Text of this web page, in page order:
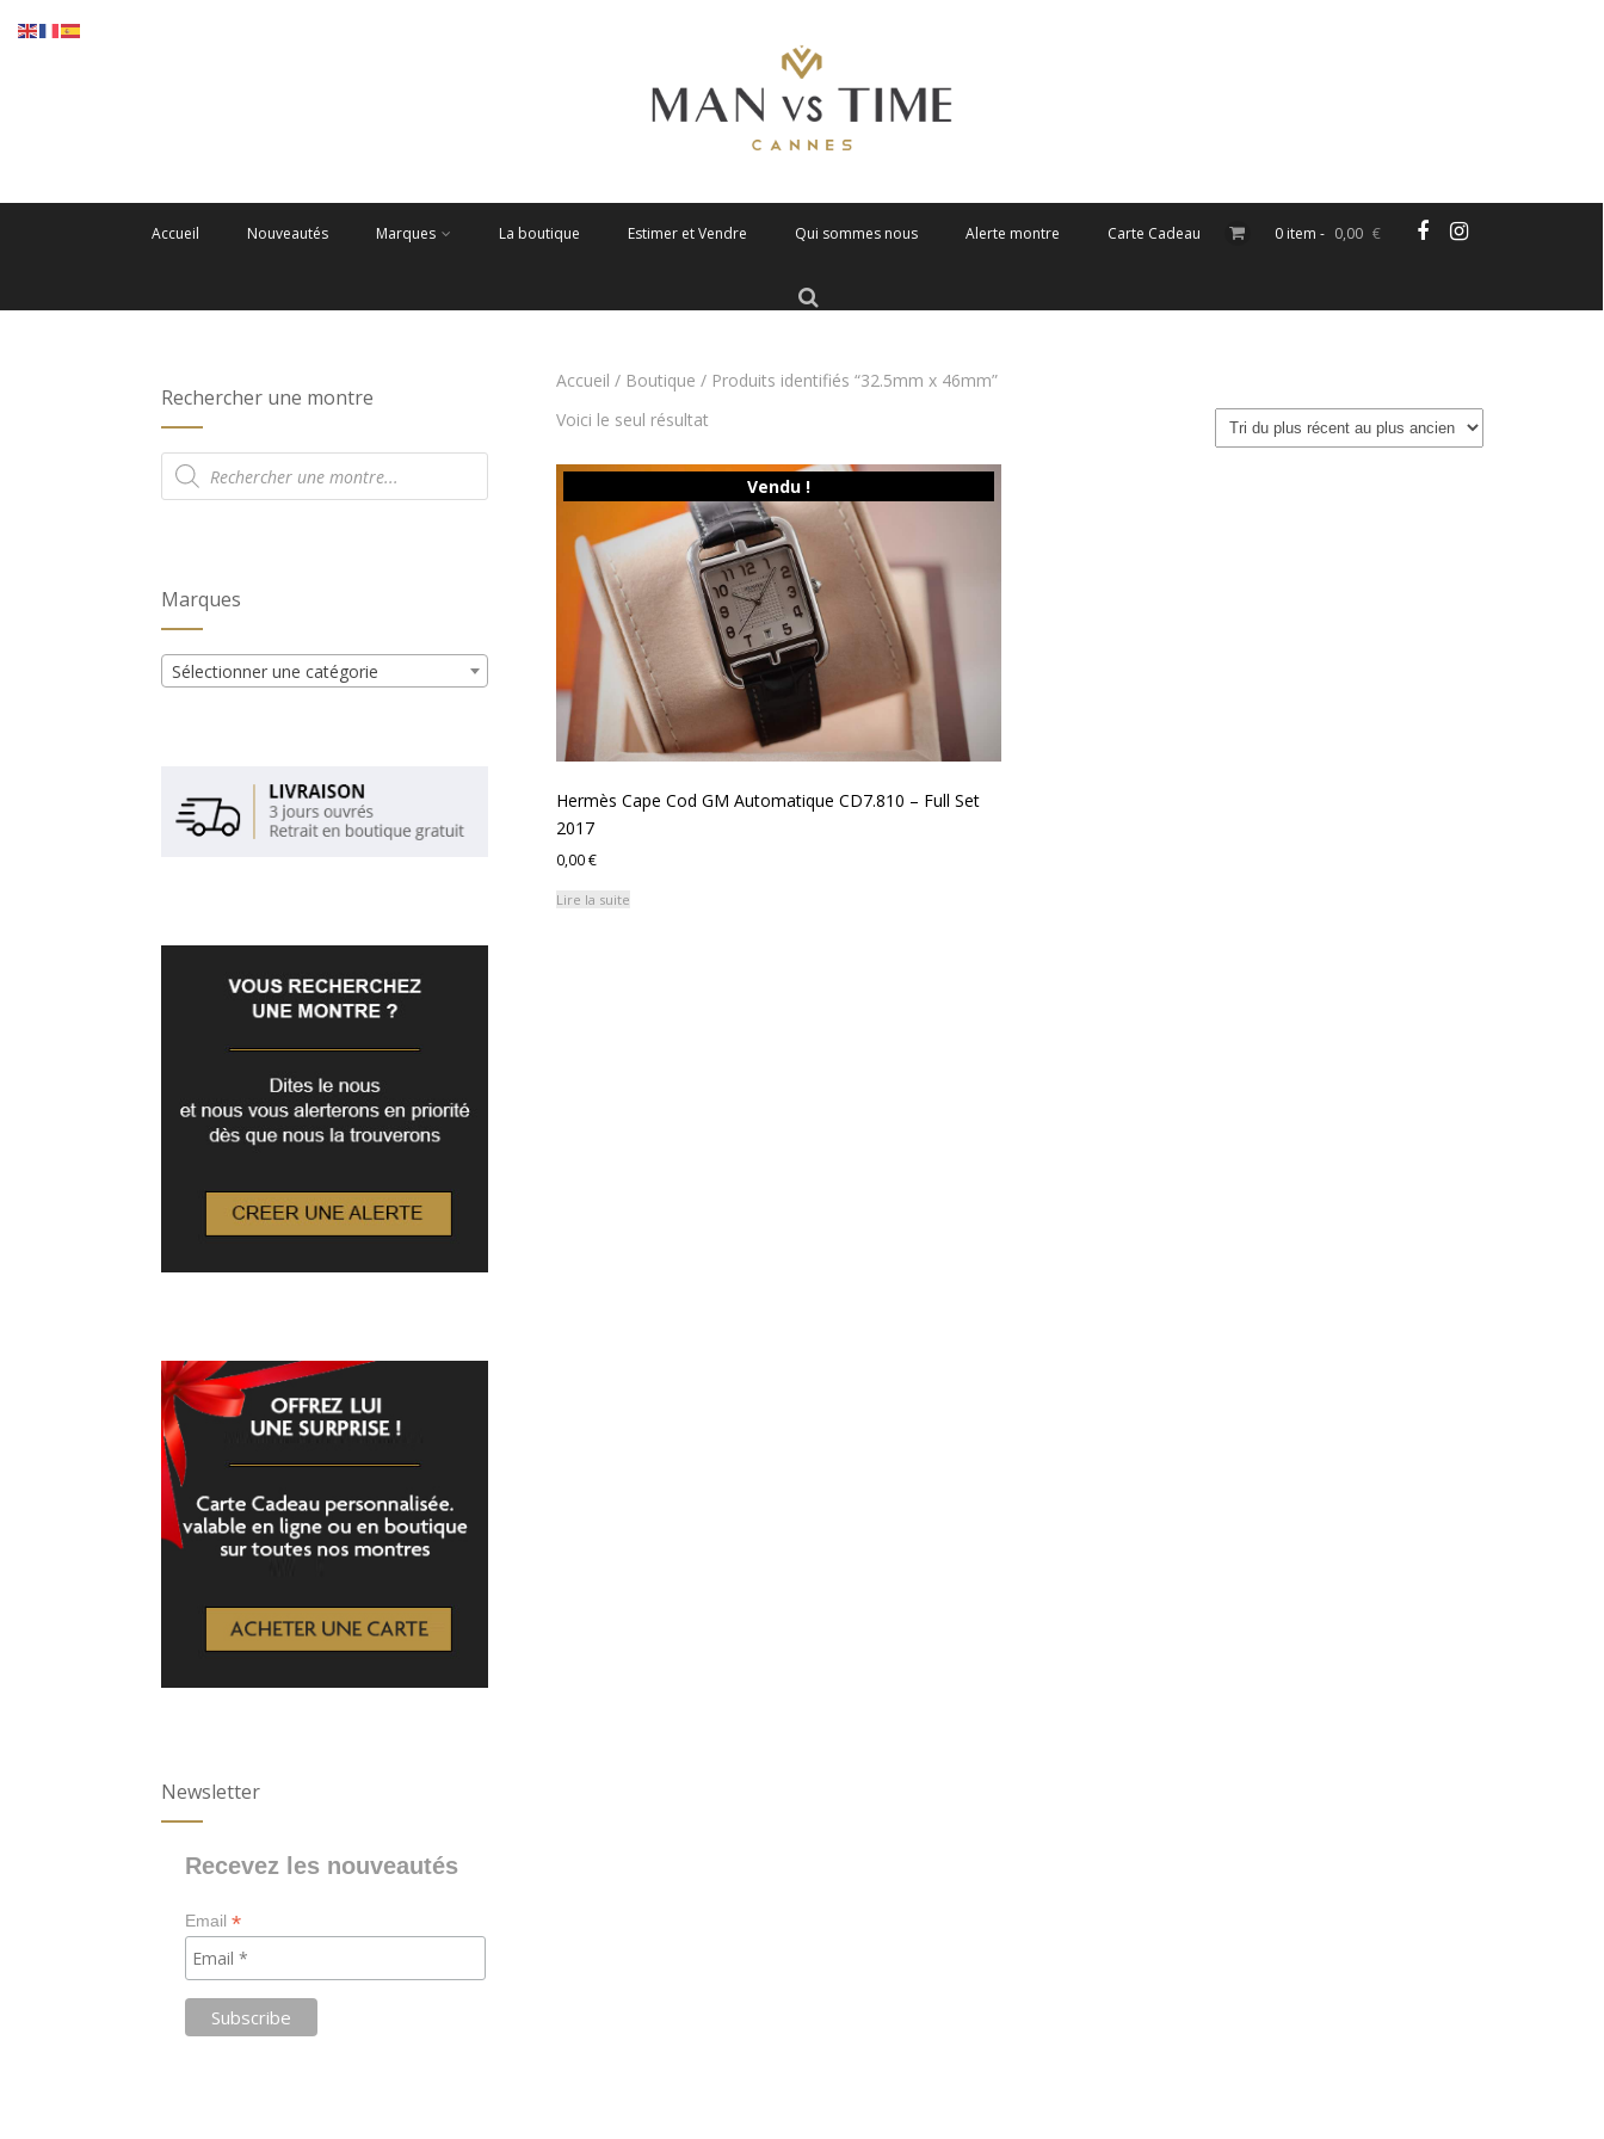
Accueil Nouveautés Marques La boutique Estimer et Vendre Qui sommes nous Alerte montre Carte Cadeau 0 item - 0,00 €
Accueil / Boutique / Produits identifiés “32.5mm x 46mm”
Voici le seul résultat
Vendu !
Hermès Cape Cod GM Automatique CD7.810 – Full Set
2017
0,00€
Lire la suite
Rechercher une montre
Recherche
de
produits
Marques
Sélectionner une catégorie
Newsletter
Recevez les nouveautés
Email*